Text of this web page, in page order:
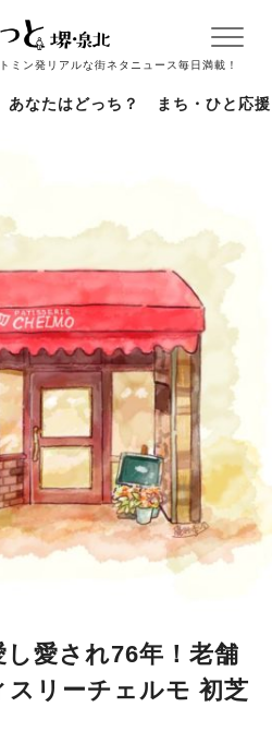
ミン発リアルな街ネタニュース毎日満載！
あなたはどっち？ まち・ひと応援
し愛され76年！老舗
スリーチェルモ 初芝